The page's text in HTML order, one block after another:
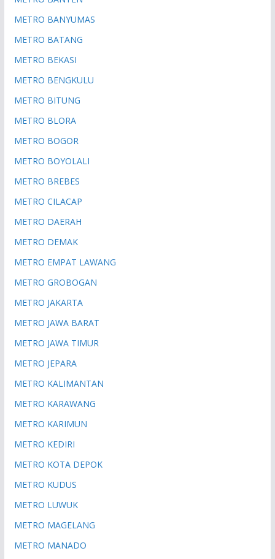
METRO BANYUMAS
METRO BATANG
METRO BEKASI
METRO BENGKULU
METRO BITUNG
METRO BLORA
METRO BOGOR
METRO BOYOLALI
METRO BREBES
METRO CILACAP
METRO DAERAH
METRO DEMAK
METRO EMPAT LAWANG
METRO GROBOGAN
METRO JAKARTA
METRO JAWA BARAT
METRO JAWA TIMUR
METRO JEPARA
METRO KALIMANTAN
METRO KARAWANG
METRO KARIMUN
METRO KEDIRI
METRO KOTA DEPOK
METRO KUDUS
METRO LUWUK
METRO MAGELANG
METRO MANADO